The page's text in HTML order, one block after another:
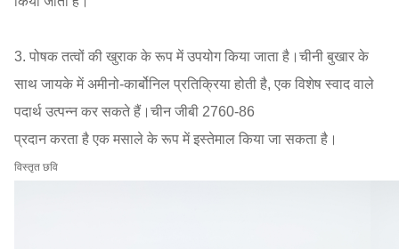
3. पोषक तत्वों की खुराक के रूप में उपयोग किया जाता है।चीनी बुखार के
साथ जायके में अमीनो-कार्बोनिल प्रतिक्रिया होती है, एक विशेष स्वाद वाले
पदार्थ उत्पन्न कर सकते हैं।चीन जीबी 2760-86
प्रदान करता है एक मसाले के रूप में इस्तेमाल किया जा सकता है।
विस्तृत छवि